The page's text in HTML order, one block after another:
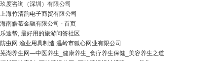
玖度咨询（深圳）有限公司
上海竹清韵电子商贸有限公司
海南皓慕金融有限公司 - 首页
乐途帮, 最好用的旅游问答社区
防虫网 渔业用具制造 温岭市狐心网业有限公司
芜湖养生网—中医养生_健康养生_食疗养生保健_美容养生之道